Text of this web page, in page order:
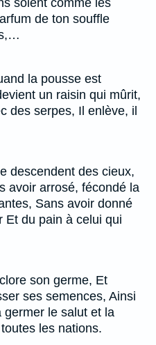
de ton souffle
la pousse est
un raisin qui mûrit,
des serpes, Il enlève, il
descendent des cieux,
avoir arrosé, fécondé la
Sans avoir donné
Et du pain à celui qui
son germe, Et
ses semences, Ainsi
germer le salut et la
les nations.